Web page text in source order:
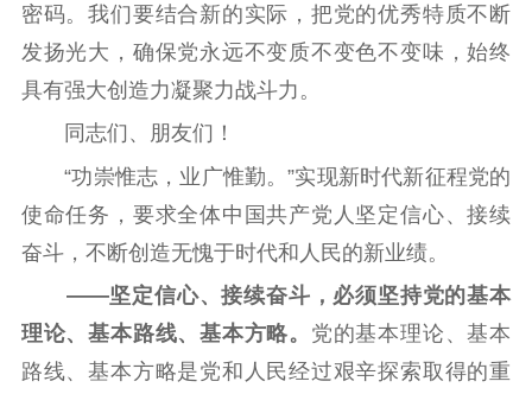
密码。我们要结合新的实际，把党的优秀特质不断
发扬光大，确保党永远不变质不变色不变味，始终
具有强大创造力凝聚力战斗力。
同志们、朋友们！
“功崇惟志，业广惟勤。”实现新时代新征程党的
使命任务，要求全体中国共产党人坚定信心、接续
奋斗，不断创造无愧于时代和人民的新业绩。
——坚定信心、接续奋斗，必须坚持党的基本
理论、基本路线、基本方略。 党的基本理论、基本
路线、基本方略是党和人民经过艰辛探索取得的重